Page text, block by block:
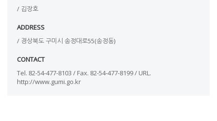
/ 김장호
ADDRESS
/ 경상북도 구미시 송정대로55(송정동)
CONTACT
Tel. 82-54-477-8103 / Fax. 82-54-477-8199 / URL.
http://www.gumi.go.kr